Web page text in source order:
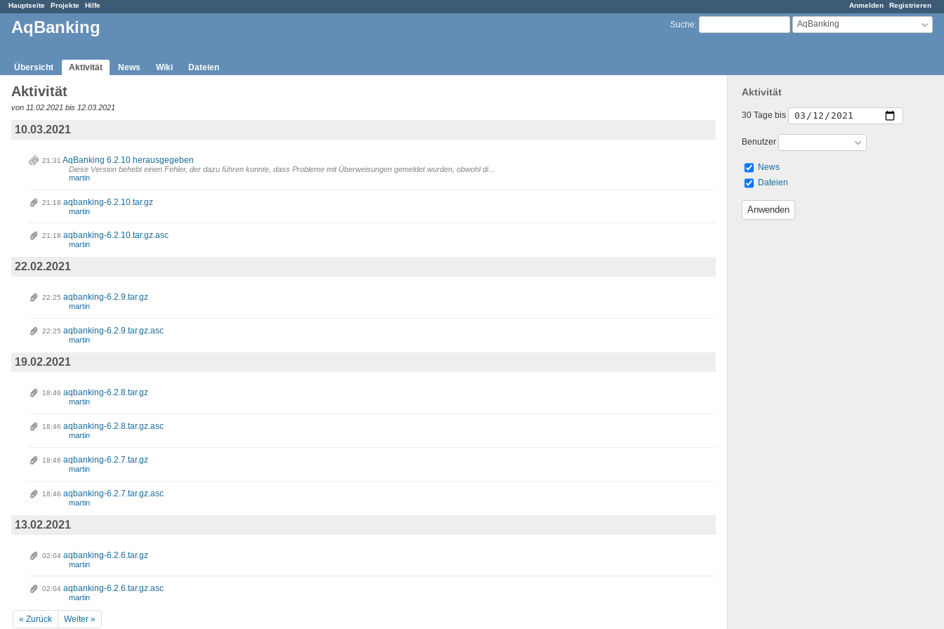
Anmelden Registrieren
Hauptseite Projekte Hilfe
Suche: AqBanking
AqBanking
Übersicht Aktivität News Wiki Dateien
Aktivität
30 Tage bis
Benutzer
News
Dateien
Aktivität
von 11.02.2021 bis 12.03.2021
10.03.2021
21:31 AqBanking 6.2.10 herausgegeben
Diese Version behebt einen Fehler, der dazu führen konnte, dass Probleme mit Überweisungen gemeldet wurden, obwohl di...
martin
21:18 aqbanking-6.2.10.tar.gz
martin
21:18 aqbanking-6.2.10.tar.gz.asc
martin
22.02.2021
22:25 aqbanking-6.2.9.tar.gz
martin
22:25 aqbanking-6.2.9.tar.gz.asc
martin
19.02.2021
18:46 aqbanking-6.2.8.tar.gz
martin
18:46 aqbanking-6.2.8.tar.gz.asc
martin
18:46 aqbanking-6.2.7.tar.gz
martin
18:46 aqbanking-6.2.7.tar.gz.asc
martin
13.02.2021
02:04 aqbanking-6.2.6.tar.gz
martin
02:04 aqbanking-6.2.6.tar.gz.asc
martin
« Zurück Weiter »